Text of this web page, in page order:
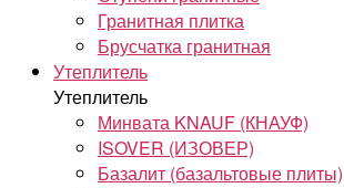
Гранитная плитка
Брусчатка гранитная
Утеплитель
Утеплитель
Минвата KNAUF (КНАУФ)
ISOVER (ИЗОВЕР)
Базалит (базальтовые плиты)